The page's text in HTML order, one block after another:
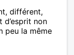
différent,
non
peu la même